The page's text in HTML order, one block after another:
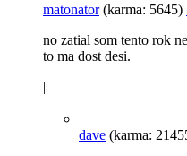
matonator(karma: 5645)
no zatial som tento rok
to ma dost desi.
|
dave (karma: